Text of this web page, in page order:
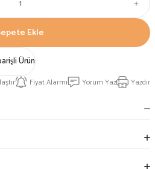
Ekle
Ürün
Fiyat Alarmı Yorum Yaz Yazdır